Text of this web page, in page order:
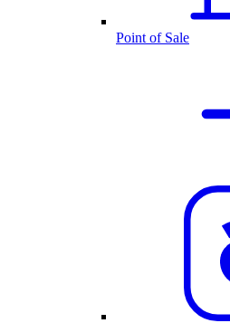
Point of Sale